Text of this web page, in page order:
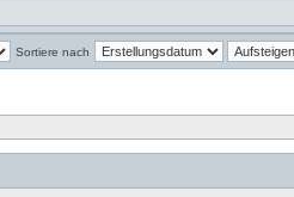
Sortiere nach